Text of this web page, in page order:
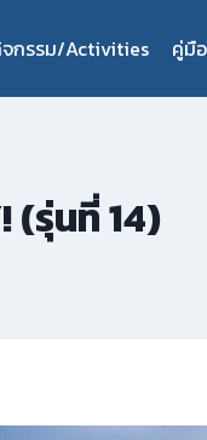
กรรม/Activities คู่มื
(รุ่นที่ 14)